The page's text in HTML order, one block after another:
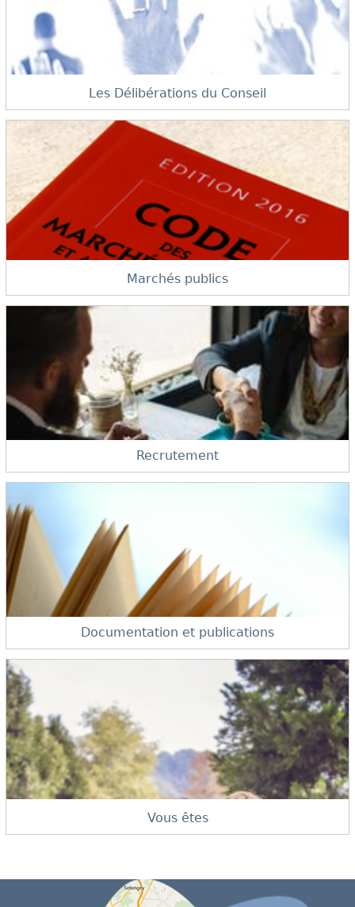
Les Délibérations du Conseil
Marchés publics
Recrutement
Documentation et publications
Vous êtes